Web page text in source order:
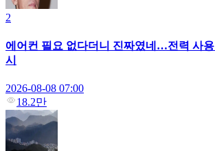
2
에어컨 필요 없다더니 진짜였네…전력 사
시
2026-08-08 07:00
18.2만